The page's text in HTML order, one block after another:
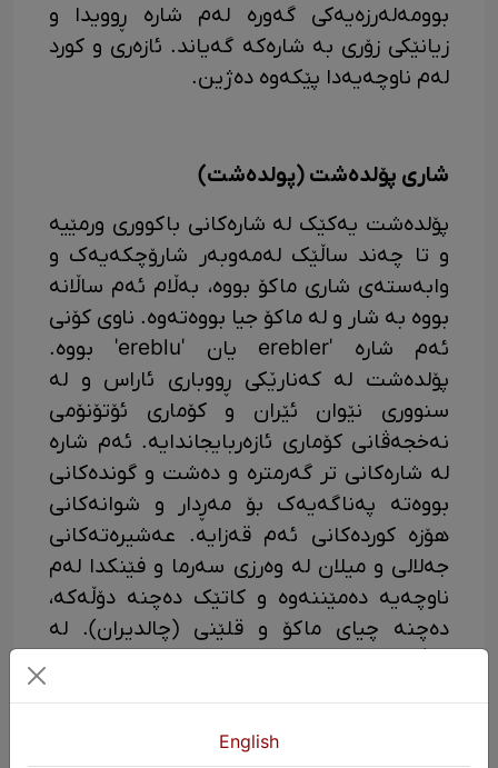
بوومەلەرزەیەکی گەورە لەم شارە ڕوویدا و
زیانێکی زۆری بە شارەکە گەیاند. ئازەری و کورد
لەم ناوچەیەدا پێکەوە دەژین.
شاری پۆلدەشت (پولدەشت)
پۆلدەشت یەکێک لە شارەکانی باکووری ورمێیە
و تا چەند ساڵێک لەمەوبەر شارۆچکەیەک و
وابەستەی شاری ماکۆ بووە، بەڵام ئەم ساڵانە
بووە بە شار و لە ماکۆ جیا بووەتەوە. ناوی کۆنی
ئەم شارە 'erebler یان 'ereblu' بووە.
پۆلدەشت لە کەنارێکی ڕووباری ئاراس و لە
سنووری نێوان ئێران و کۆماری ئۆتۆنۆمی
نەخجەڤانی کۆماری ئازەربایجاندایە. ئەم شارە
لە شارەکانی تر گەرمترە و دەشت و گوندەکانی
بووەتە پەناگەیەک بۆ مەڕدار و شوانەکانی
هۆزە کوردەکانی ئەم قەزایە. عەشیرەتەکانی
جەلالی و میلان لە وەرزی سەرما و فێنکدا لەم
ناوچەیە دەمێننەوە و کاتێک دەچنە دۆڵەکە،
دەچنە چیای ماکۆ و قلێنی (چالدیران). لە
English